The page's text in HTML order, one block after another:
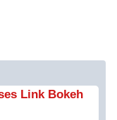
Link Bokeh